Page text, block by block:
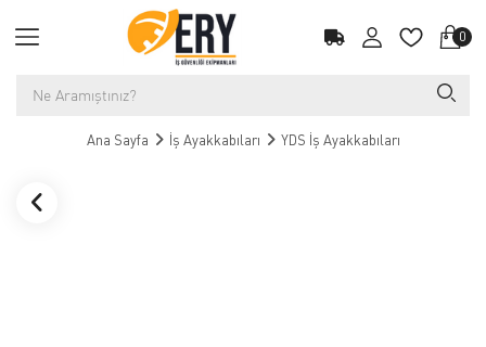
0
Ana Sayfa İş Ayakkabıları YDS İş Ayakkabıları